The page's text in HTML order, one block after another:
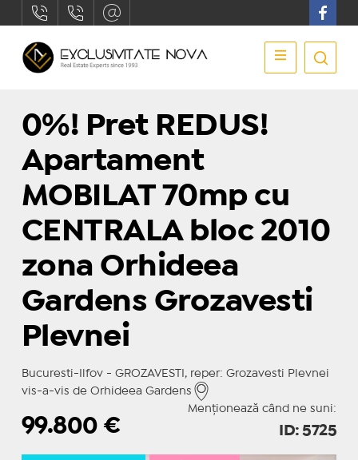
0%! Pret REDUS!
Apartament
MOBILAT 70mp cu
CENTRALA bloc 2010
zona Orhideea
Gardens Grozavesti
Plevnei
Bucuresti-Ilfov - GROZAVESTI, reper: Grozavesti Plevnei
vis-a-vis de Orhideea Gardens
Menționează când ne suni:
99.800€ ID: 5725